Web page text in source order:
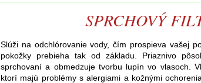
SPRCHOVÝ
Slúži na odchlórovanie vody, čím prospieva vašej
pokožky prebieha tak od základu. Priaznivo
sprchovaní a obmedzuje tvorbu lupín vo vlasoch.
ktorí majú problémy s alergiami a kožnými